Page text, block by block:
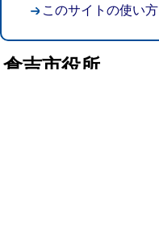
このサイトの使い方
倉吉市役所